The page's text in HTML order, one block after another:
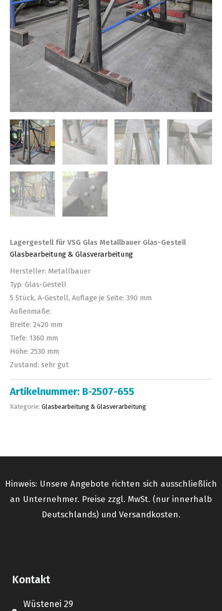
Lagergestell für VSG Glas Metallbauer Glas-Gestell
Glasbearbeitung & Glasverarbeitung
Hersteller: Metallbauer
Typ: Glas-Gestell
5 Stück, A-Gestell, Auflage je Seite: 390 mm
Außenmaße:
Breite: 2420 mm
Tiefe: 1360 mm
Höhe: 2530 mm
Zustand: sehr gut
Artikelnummer: B-2507-655
Kategorie: Glasbearbeitung & Glasverarbeitung
Hinweis: Unsere Angebote richten sich ausschließlich
an Unternehmer. Preise zzgl. MwSt. (nur innerhalb
Deutschlands) und Versandkosten.
Kontakt
Wüstenei 29